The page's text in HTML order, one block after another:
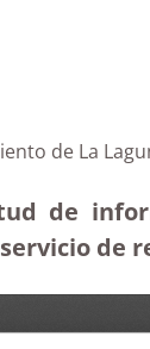
de La
de
de